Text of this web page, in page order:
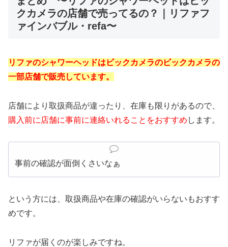
クカメラの店舗で売ってるの？｜リファフ
ァインバブル・refa〜
リファのシャワーヘッドはビックカメラのビックカメラの
一部店舗で販売しています。
店舗により取扱商品が違ったり、在庫も限りがあるので、
購入前に店舗に事前に連絡いれることをおすすめ します。
事前の確認が面倒くさいなぁ
という方には、取扱商品や在庫の確認がいらないもおすす
めです。
リファが届くのが楽しみですね。